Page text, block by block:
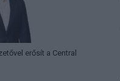
erősít a Central